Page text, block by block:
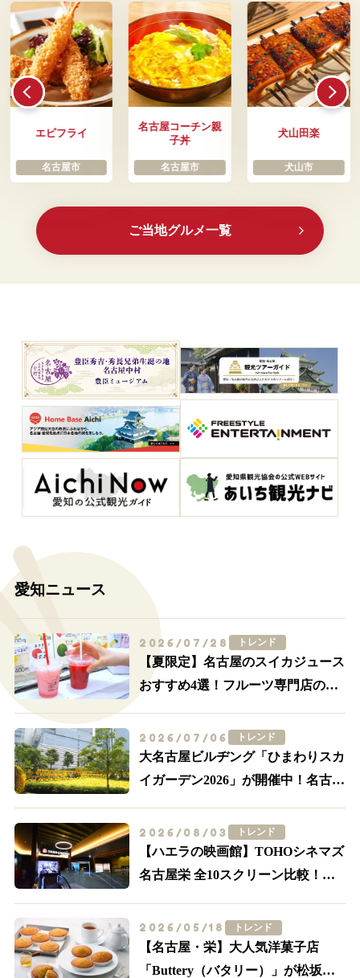
エビフライ
名古屋市
名古屋コーチン親
子丼
名古屋市
犬山田楽
犬山市
ご当地グルメ一覧
愛知ニュース
2026/07/28 トレンド
【夏限定】名古屋のスイカジュース
おすすめ4選！フルーツ専門店の一
2026/07/06 トレンド
大名古屋ビルヂング「ひまわりスカ
イガーデン2026」が開催中！名古屋
2026/08/03 トレンド
【ハエラの映画館】TOHOシネマズ
名古屋栄 全10スクリーン比較！
2026/05/18 トレンド
【名古屋・栄】大人気洋菓子店
「Buttery（バタリー）」が松坂屋